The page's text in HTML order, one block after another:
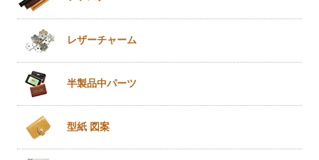
レザーチャーム
半製品中パーツ
型紙 図案